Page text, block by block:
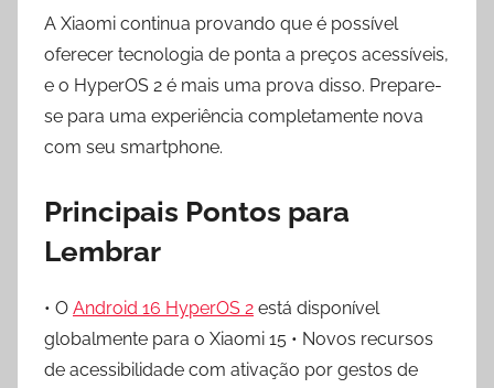
A Xiaomi continua provando que é possível
oferecer tecnologia de ponta a preços acessíveis,
e o HyperOS 2 é mais uma prova disso. Prepare-
se para uma experiência completamente nova
com seu smartphone.
Principais Pontos para
Lembrar
• O Android 16 HyperOS 2 está disponível
globalmente para o Xiaomi 15 • Novos recursos
de acessibilidade com ativação por gestos de